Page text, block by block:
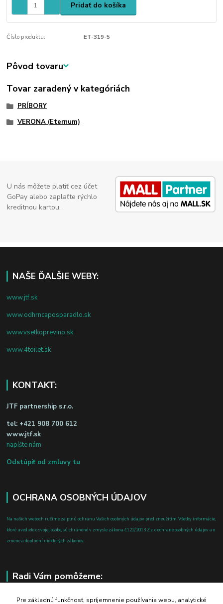
Pridať do košíka
Číslo produktu: ET-319-5
Pôvod tovaru
Tovar zaradený v kategóriách
PRÍBORY
VERONA (Eternum)
U nás môžete platiť cez účet
GoPay alebo zaplaťte rýchlo
kreditnou kartou.
NAŠE ĎALŠIE WEBY:
www.jtf.sk
www.odhrncaposparadlo.sk
www.vsetkoprevino.sk
www.4toilet.sk
KONTAKT:
JTF partnership s.r.o.
tel: +421 908 700 612
www.jtf.sk
napíšte nám
Odstúpiť od zmluvy tu
OCHRANA OSOBNÝCH ÚDAJOV
Na našich weboch ručíme za plnú ochranu Vašich osobných údajov pred zneužitím. Všetky informácie,
ktoré uvediete o svojej osobe, sú chránené v zmysle zákona č.122/2013 Z.z. o ochrane osobných údajov a o
zmene a doplnení niektorých zákonov.
Radi Vám pomôžeme:
+421 908 700 612
Pre základnú funkčnosť, spríjemnenie používania webu, analytické